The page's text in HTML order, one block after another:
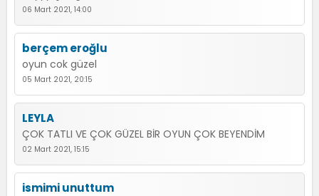
06 Mart 2021, 14:00
berçem eroğlu
oyun cok güzel
05 Mart 2021, 20:15
LEYLA
ÇOK TATLI VE ÇOK GÜZEL BİR OYUN ÇOK BEYENDİM
02 Mart 2021, 15:15
ismimi unuttum